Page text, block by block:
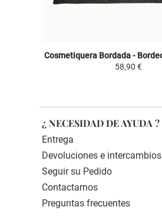
58,90 €
¿ NECESIDAD DE AYUDA ?
Entrega
Devoluciones e intercambios
Seguir su Pedido
Contactarnos
Preguntas frecuentes